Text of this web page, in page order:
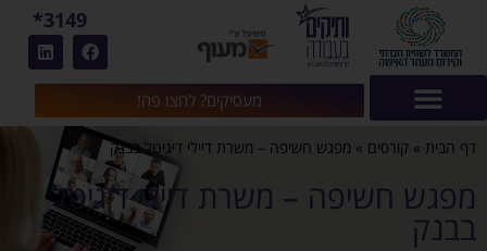
מעסיקים? לחצו פה!
3149*
דף הבית » קורסים » מפגש חשיפה – משרת דיילי דיגיטל בבנק
מפגש חשיפה – משרת דיילי דיגיטל
בבנק